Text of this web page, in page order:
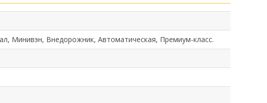
Минивэн, Внедорожник, Автоматическая, Премиум-класс.